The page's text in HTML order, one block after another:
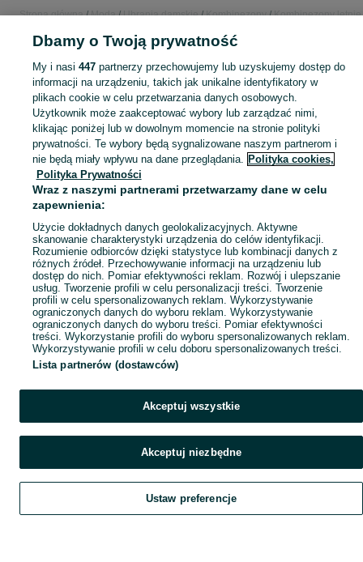
Strona główna Moda Ubrania damskie Kombinezony
Kombinezony letnie
KATEGORIA
Szeroki wybór kombinezonów letnich damskich Tarnów ▶️ bawełniane i szyfonowe ✅ Nowe i używane w dobrych cenach ✌ Znajdź ogłoszenia na OLX.pl! Zobacz
Mapa kategorii
Mapa miejscowości
Mapa ministron
Szukaj Obserwujesz Dodaj Czat Konto
Dbamy o Twoją prywatność
My i nasi 447partnerzy przechowujemy lub uzyskujemy dostęp do
informacji na urządzeniu, takich jak unikalne identyfikatory w
plikach cookie w celu przetwarzania danych osobowych.
Użytkownik może zaakceptować wybory lub zarządzać nimi,
klikając poniżej lub w dowolnym momencie na stronie polityki
prywatności. Te wybory będą sygnalizowane naszym partnerom i
nie będą miały wpływu na dane przeglądania. Polityka cookies,
Polityka Prywatności
Wraz z naszymi partnerami przetwarzamy dane w celu
zapewnienia:
Użycie dokładnych danych geolokalizacyjnych. Aktywne
skanowanie charakterystyki urządzenia do celów identyfikacji.
Rozumienie odbiorców dzięki statystyce lub kombinacji danych z
różnych źródeł. Przechowywanie informacji na urządzeniu lub
dostęp do nich. Pomiar efektywności reklam. Rozwój i ulepszanie
usług. Tworzenie profili w celu personalizacji treści. Tworzenie
profili w celu spersonalizowanych reklam. Wykorzystywanie
ograniczonych danych do wyboru reklam. Wykorzystywanie
ograniczonych danych do wyboru treści. Pomiar efektywności
treści. Wykorzystanie profili do wyboru spersonalizowanych reklam.
Wykorzystywanie profili w celu doboru spersonalizowanych treści.
Lista partnerów (dostawców)
Akceptuj wszystkie
Akceptuj niezbędne
Ustaw preferencje